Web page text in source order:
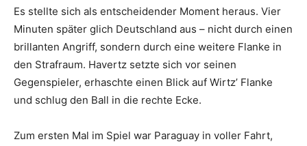
Es stellte sich als entscheidender Moment heraus. Vier
Minuten später glich Deutschland aus – nicht durch einen
brillanten Angriff, sondern durch eine weitere Flanke in
den Strafraum. Havertz setzte sich vor seinen
Gegenspieler, erhaschte einen Blick auf Wirtz’ Flanke
und schlug den Ball in die rechte Ecke.
Zum ersten Mal im Spiel war Paraguay in voller Fahrt,